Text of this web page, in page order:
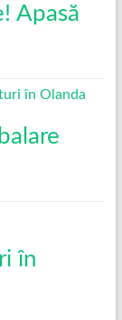
Apasă
în